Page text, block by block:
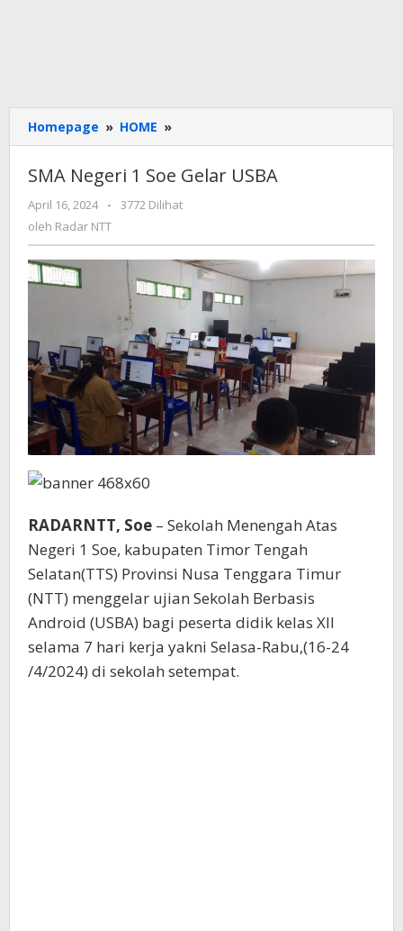
Homepage » HOME »
Negeri
Soe
Gelar
SMA Negeri 1 Soe Gelar USBA
April 16, 2024
oleh
Radar
-
3772 Dilihat
oleh Radar NTT
RADARNTT, Soe – Sekolah Menengah Atas
Negeri 1 Soe, kabupaten Timor Tengah
Selatan(TTS) Provinsi Nusa Tenggara Timur
(NTT) menggelar ujian Sekolah Berbasis
Android (USBA) bagi peserta didik kelas XII
selama 7 hari kerja yakni Selasa-Rabu,(16-24
/4/2024) di sekolah setempat.